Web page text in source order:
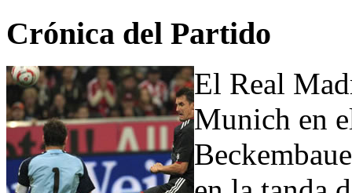
Crónica del Partido
El Real
Munich en